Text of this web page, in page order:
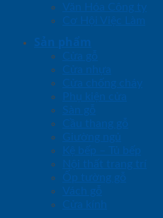
Văn Hóa Công ty
Cơ Hội Việc Làm
Sản phẩm
Cửa gỗ
Cửa nhựa
Cửa chống cháy
Phụ kiện cửa
Sàn gỗ
Cầu thang gỗ
Giường ngủ
Kệ bếp – Tủ bếp
Nội thất trang trí
Ốp tường gỗ
Vách gỗ
Cửa kính